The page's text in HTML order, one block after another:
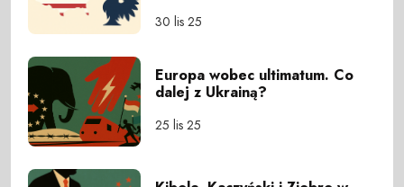
30 lis 25
Europa wobec ultimatum. Co
dalej z Ukrainą?
25 lis 25